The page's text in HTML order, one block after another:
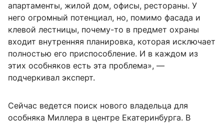
апартаменты, жилой дом, офисы, рестораны. У
него огромный потенциал, но, помимо фасада и
клевой лестницы, почему-то в предмет охраны
входит внутренняя планировка, которая исключает
полностью его приспособление. И в каждом из
этих особняков есть эта проблема», —
подчеркивал эксперт.
Сейчас ведется поиск нового владельца для
особняка Миллера в центре Екатеринбурга. В